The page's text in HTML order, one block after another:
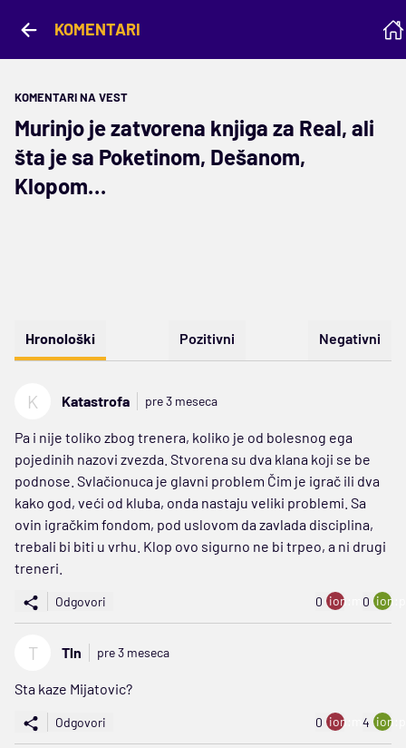
KOMENTARI
KOMENTARI NA VEST
Murinjo je zatvorena knjiga za Real, ali
šta je sa Poketinom, Dešanom,
Klopom…
Hronološki Pozitivni Negativni
K Katastrofa pre 3 meseca
Pa i nije toliko zbog trenera, koliko je od bolesnog ega
pojedinih nazovi zvezda. Stvorena su dva klana koji se be
podnose. Svlačionuca je glavni problem Čim je igrač ili dva
kako god, veći od kluba, onda nastaju veliki problemi. Sa
ovin igračkim fondom, pod uslovom da zavlada disciplina,
trebali bi biti u vrhu. Klop ovo sigurno ne bi trpeo, a ni drugi
treneri.
Odgovori 0 ion:minus
0
T Tln pre 3 meseca
Sta kaze Mijatovic?
Odgovori 0 ion:minus
4